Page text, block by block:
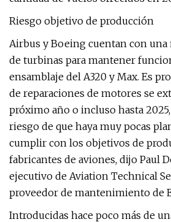
Riesgo objetivo de producción
Airbus y Boeing cuentan con
de turbinas para mantener
ensamblaje del A320 y Max. Es
de reparaciones de motores se
próximo año o incluso hasta
riesgo de que haya muy pocas
cumplir con los objetivos de
fabricantes de aviones, dijo Paul
ejecutivo de Aviation Technical
proveedor de mantenimiento de
Introducidas hace poco más de